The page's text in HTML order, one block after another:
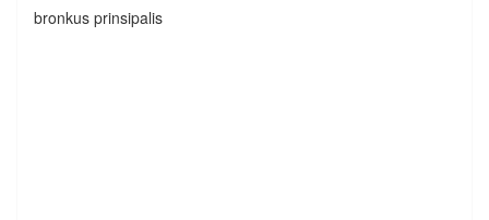
bronkus prinsipalis